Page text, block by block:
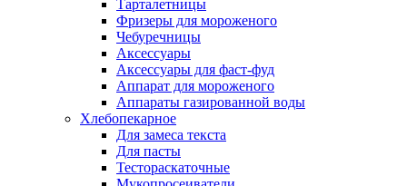
Тарталетницы
Фризеры для мороженого
Чебуречницы
Аксессуары
Аксессуары для фаст-фуд
Аппарат для мороженого
Аппараты газированной воды
Хлебопекарное
Для замеса текста
Для пасты
Тестораскаточные